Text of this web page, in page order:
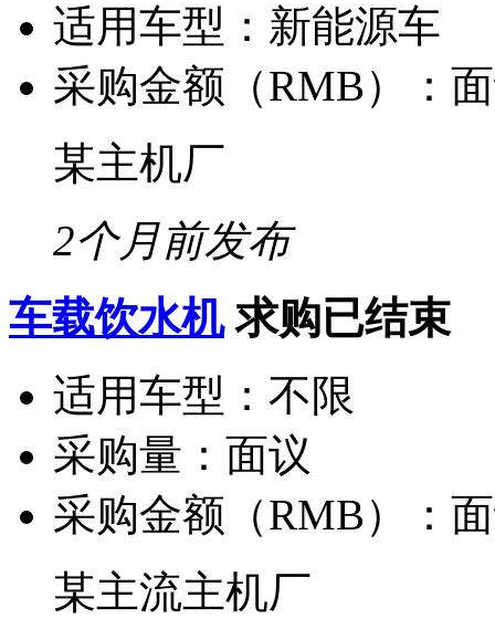
适用车型： 新能源车
采购金额（RMB）：
某主机厂
2个月前发布
车载饮水机 求购已结束
适用车型： 不限
采购量： 面议
采购金额（RMB）：
某主流主机厂